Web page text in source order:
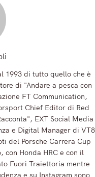
1993 di tutto quello che è
di "Andare a pesca con
FT Communication,
Chief Editor di Red
EXT Social Media
e Digital Manager di VT8
del Porsche Carrera Cup
con Honda HRC e con il
Fuori Traiettoria mentre
e su Instagram sono